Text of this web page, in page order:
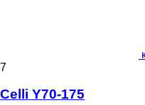
7
Celli Y70-175